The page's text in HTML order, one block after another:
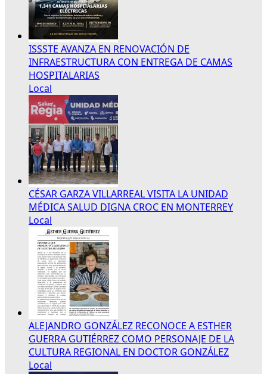
ISSSTE AVANZA EN RENOVACIÓN DE
INFRAESTRUCTURA CON ENTREGA DE CAMAS
HOSPITALARIAS
Local
CÉSAR GARZA VILLARREAL VISITA LA UNIDAD
MÉDICA SALUD DIGNA CROC EN MONTERREY
Local
ALEJANDRO GONZÁLEZ RECONOCE A ESTHER
GUERRA GUTIÉRREZ COMO PERSONAJE DE LA
CULTURA REGIONAL EN DOCTOR GONZÁLEZ
Local